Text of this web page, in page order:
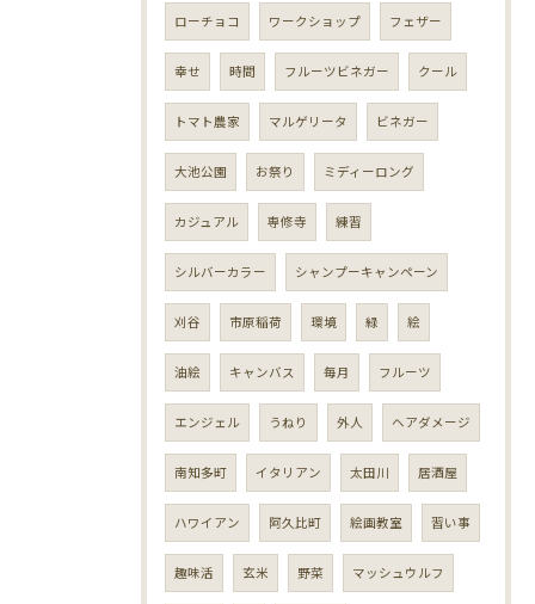
ローチョコ ワークショップ フェザー
幸せ 時間 フルーツビネガー クール
トマト農家 マルゲリータ ビネガー
大池公園 お祭り ミディーロング
カジュアル 専修寺 練習
シルバーカラー シャンプーキャンペーン
刈谷 市原稲荷 環境 緑 絵
油絵 キャンバス 毎月 フルーツ
エンジェル うねり 外人 ヘアダメージ
南知多町 イタリアン 太田川 居酒屋
ハワイアン 阿久比町 絵画教室 習い事
趣味活 玄米 野菜 マッシュウルフ